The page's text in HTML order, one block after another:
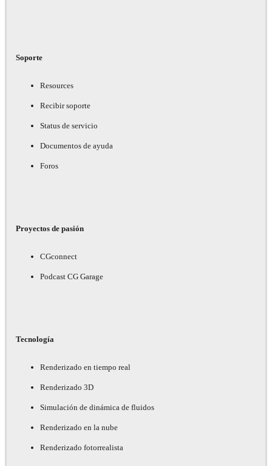
Soporte
Resources
Recibir soporte
Status de servicio
Documentos de ayuda
Foros
Proyectos de pasión
CGconnect
Podcast CG Garage
Tecnología
Renderizado en tiempo real
Renderizado 3D
Simulación de dinámica de fluidos
Renderizado en la nube
Renderizado fotorrealista